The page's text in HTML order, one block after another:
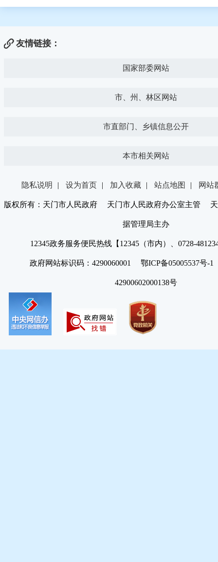
友情链接：
国家部委网站
市、州、林区网站
市直部门、乡镇信息公开
本市相关网站
隐私说明 | 设为首页 | 加入收藏 | 站点地图 | 网站
版权所有：天门市人民政府 天门市人民政府办公室主管 天
据管理局主办
12345政务服务便民热线【12345（市内）、0728-
政府网站标识码：4290060001 鄂ICP备05005537号
42900602000138号